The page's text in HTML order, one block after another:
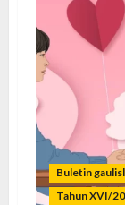
Buletin
Tahun XVI/